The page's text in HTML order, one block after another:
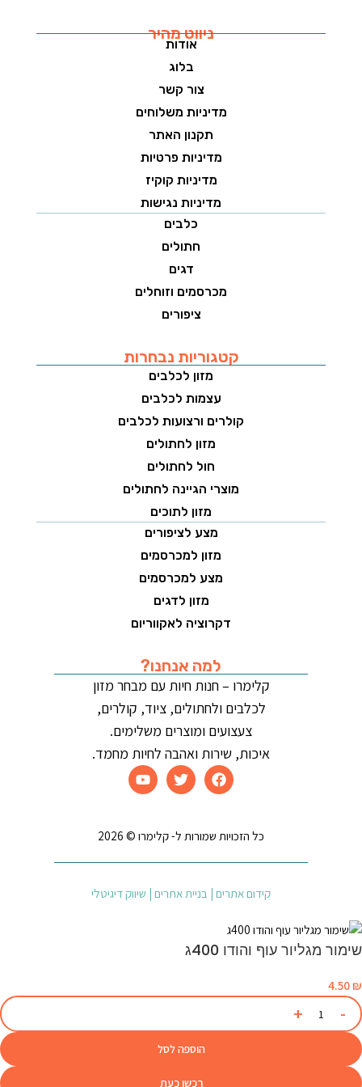
ניווט מהיר
אודות
בלוג
צור קשר
מדיניות משלוחים
תקנון האתר
מדיניות פרטיות
מדיניות קוקיז
מדיניות נגישות
כלבים
חתולים
דגים
מכרסמים וזוחלים
ציפורים
קטגוריות נבחרות
מזון לכלבים
עצמות לכלבים
קולרים ורצועות לכלבים
מזון לחתולים
חול לחתולים
מוצרי הגיינה לחתולים
מזון לתוכים
מצע לציפורים
מזון למכרסמים
מצע למכרסמים
מזון לדגים
דקרוציה לאקווריום
למה אנחנו?
קלימרו – חנות חיות עם מבחר מזון
לכלבים ולחתולים, ציוד, קולרים,
צעצועים ומוצרים משלימים.
איכות, שירות ואהבה לחיות מחמד.
כל הזכויות שמורות ל- קלימרו © 2026
קידום אתרים | בניית אתרים | שיווק דיגיטלי
שימור מגליור עוף והודו 400ג
4.50 ₪
הוספה לסל
רכשו כעת